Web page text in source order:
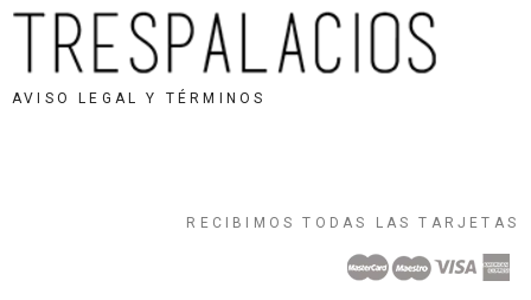
AVISO LEGAL Y TÉRMINOS
RECIBIMOS TODAS LAS TARJETAS